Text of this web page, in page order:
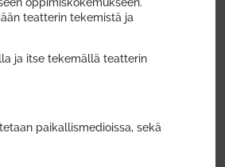
teatterin tekemistä ja
ja itse tekemällä teatterin
paikallismedioissa, sekä